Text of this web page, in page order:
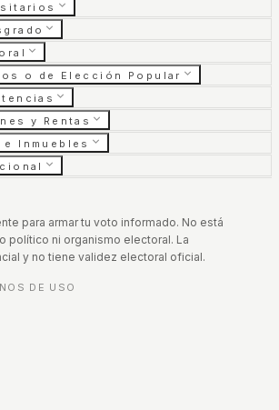
o de Elección Popular
y Rentas
Inmuebles
para armar tu voto informado. No está
político ni organismo electoral. La
y no tiene validez electoral oficial.
DE USO